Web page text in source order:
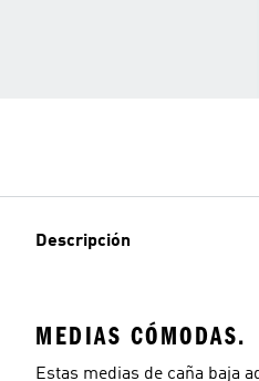
Descripción
MEDIAS CÓMODAS.
Estas medias de caña baja